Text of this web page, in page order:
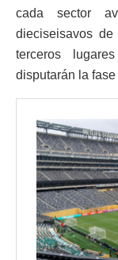
cada sector
dieciseisavos
terceros
disputarán la